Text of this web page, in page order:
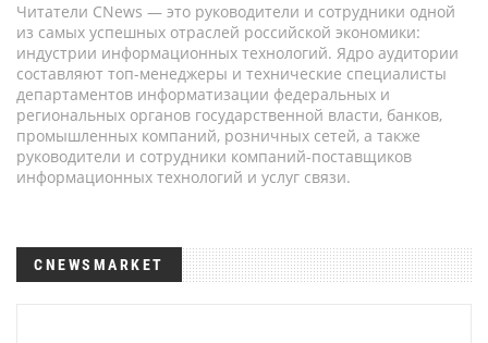
Читатели CNews — это руководители и сотрудники одной
из самых успешных отраслей российской экономики:
индустрии информационных технологий. Ядро аудитории
составляют топ-менеджеры и технические специалисты
департаментов информатизации федеральных и
региональных органов государственной власти, банков,
промышленных компаний, розничных сетей, а также
руководители и сотрудники компаний-поставщиков
информационных технологий и услуг связи.
CNEWSMARKET